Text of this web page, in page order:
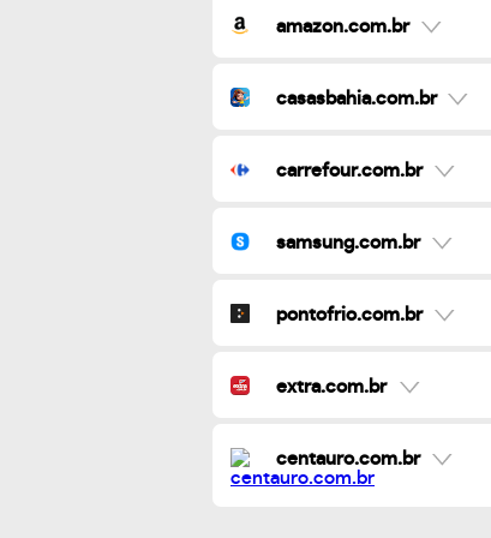
amazon.com.br
casasbahia.com.br
carrefour.com.br
samsung.com.br
pontofrio.com.br
extra.com.br
centauro.com.br